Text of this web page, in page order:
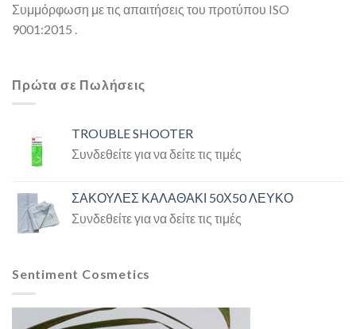
Συμμόρφωση με τις απαιτήσεις του προτύπου ISO
9001:2015 .
Πρώτα σε Πωλήσεις
TROUBLE SHOOTER
Συνδεθείτε για να δείτε τις τιμές
ΣΑΚΟΥΛΕΣ ΚΑΛΑΘΑΚΙ 50Χ50 ΛΕΥΚΟ
Συνδεθείτε για να δείτε τις τιμές
Sentiment Cosmetics